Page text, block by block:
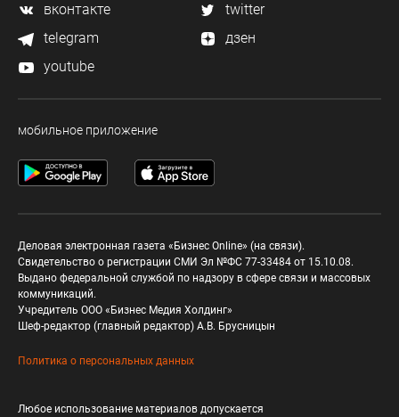
вконтакте
twitter
telegram
дзен
youtube
мобильное приложение
Деловая электронная газета «Бизнес Online» (на связи).
Свидетельство о регистрации СМИ Эл №ФС 77-33484 от 15.10.08.
Выдано федеральной службой по надзору в сфере связи и массовых
коммуникаций.
Учредитель ООО «Бизнес Медия Холдинг»
Шеф-редактор (главный редактор) А.В. Брусницын
Политика о персональных данных
Любое использование материалов допускается